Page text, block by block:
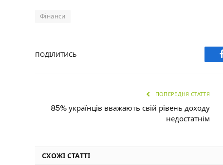
Фінанси
ПОДІЛИТИСЬ
ПОПЕРЕДНЯ СТАТТЯ
85% українців вважають свій рівень доходу
недостатнім
СХОЖІ СТАТТІ